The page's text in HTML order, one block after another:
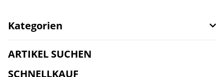
Kategorien
ARTIKEL SUCHEN
SCHNELLKAUF